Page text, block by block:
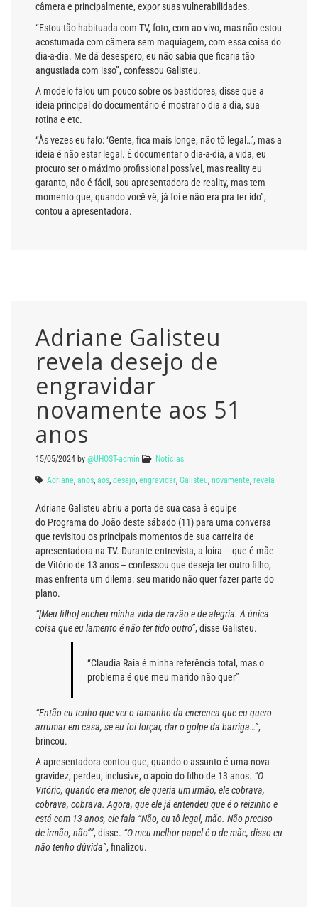
câmera e principalmente, expor suas vulnerabilidades.
“Estou tão habituada com TV, foto, com ao vivo, mas não estou
acostumada com câmera sem maquiagem, com essa coisa do
dia-a-dia. Me dá desespero, eu não sabia que ficaria tão
angustiada com isso”, confessou Galisteu.
A modelo falou um pouco sobre os bastidores, disse que a
ideia principal do documentário é mostrar o dia a dia, sua
rotina e etc.
“Às vezes eu falo: ‘Gente, fica mais longe, não tô legal…’, mas a
ideia é não estar legal. É documentar o dia-a-dia, a vida, eu
procuro ser o máximo profissional possível, mas reality eu
garanto, não é fácil, sou apresentadora de reality, mas tem
momento que, quando você vê, já foi e não era pra ter ido”,
contou a apresentadora.
Adriane Galisteu
revela desejo de
engravidar
novamente aos 51
anos
15/05/2024 by @UHOST-admin Notícias
Adriane anos aos desejo engravidar Galisteu novamente revela
Adriane Galisteu abriu a porta de sua casa à equipe
do Programa do João deste sábado (11) para uma conversa
que revisitou os principais momentos de sua carreira de
apresentadora na TV. Durante entrevista, a loira – que é mãe
de Vitório de 13 anos – confessou que deseja ter outro filho,
mas enfrenta um dilema: seu marido não quer fazer parte do
plano.
“[Meu filho] encheu minha vida de razão e de alegria. A única
coisa que eu lamento é não ter tido outro”, disse Galisteu.
“Claudia Raia é minha referência total, mas o
problema é que meu marido não quer”
“Então eu tenho que ver o tamanho da encrenca que eu quero
arrumar em casa, se eu foi forçar, dar o golpe da barriga…”,
brincou.
A apresentadora contou que, quando o assunto é uma nova
gravidez, perdeu, inclusive, o apoio do filho de 13 anos. “O
Vitório, quando era menor, ele queria um irmão, ele cobrava,
cobrava, cobrava. Agora, que ele já entendeu que é o reizinho e
está com 13 anos, ele fala “Não, eu tô legal, mão. Não preciso
de irmão, não””, disse. “O meu melhor papel é o de mãe, disso eu
não tenho dúvida”, finalizou.